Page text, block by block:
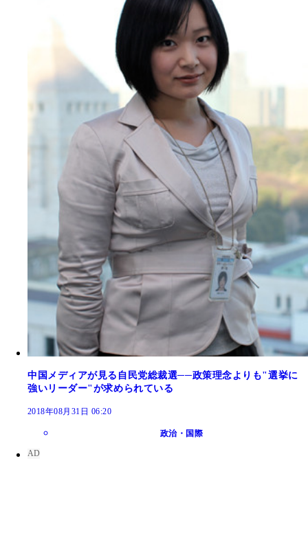
中国メディアが見る自民党総裁選──政策理念よりも"選挙に
強いリーダー"が求められている
2018年08月31日 06:20
政治・国際